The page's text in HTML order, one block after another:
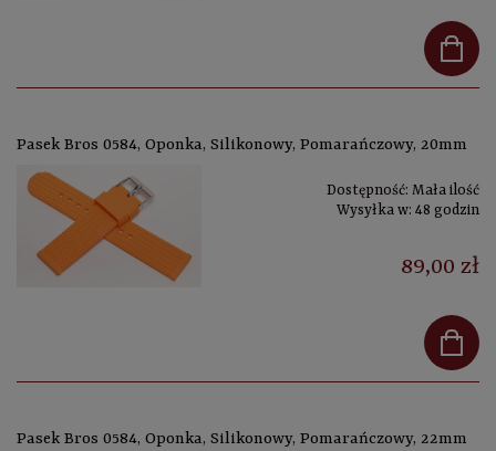
Pasek Bros 0584, Oponka, Silikonowy, Pomarańczowy, 20mm
Dostępność: Mała ilość
Wysyłka w: 48 godzin
89,00 zł
Pasek Bros 0584, Oponka, Silikonowy, Pomarańczowy, 22mm